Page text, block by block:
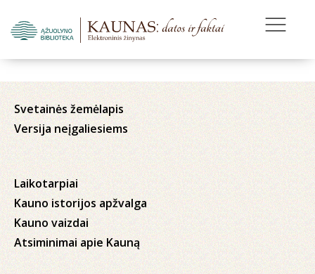
Svetainės žemėlapis
Versija neįgaliesiems
Laikotarpiai
Kauno istorijos apžvalga
Kauno vaizdai
Atsiminimai apie Kauną